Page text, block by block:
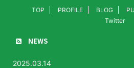
TOP PROFILE BLOG
Twitter
NEWS
2025.03.14